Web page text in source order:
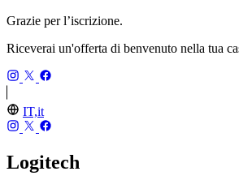
Grazie per l’iscrizione.
Riceverai un'offerta di benvenuto nella tua
IT,it
Logitech